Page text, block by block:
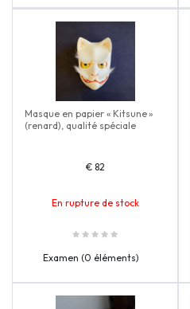
Masque en papier « Kitsune »
(renard), qualité spéciale
€ 82
En rupture de stock
Examen (0 éléments)